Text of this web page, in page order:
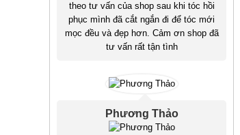
theo tư vấn của shop sau khi tóc hồi
phục mình đã cắt ngắn đi để tóc mới
mọc đều và đẹp hơn. Cảm ơn shop đã
tư vấn rất tận tình
Phương Thảo